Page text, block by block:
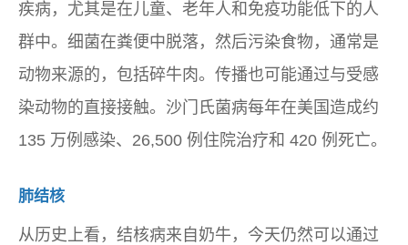
疾病，尤其是在儿童、老年人和免疫功能低下的人
群中。细菌在粪便中脱落，然后污染食物，通常是
动物来源的，包括碎牛肉。传播也可能通过与受感
染动物的直接接触。沙门氏菌病每年在美国造成约
135 万例感染、26,500 例住院治疗和 420 例死亡。
肺结核
从历史上看，结核病来自奶牛，今天仍然可以通过